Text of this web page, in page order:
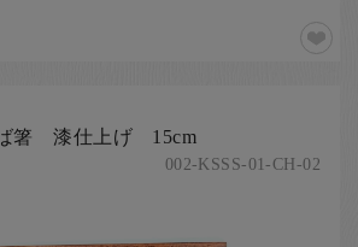
箸 漆仕上げ 15cm
002-KSSS-01-CH-02